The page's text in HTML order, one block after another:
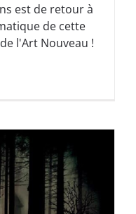
est de retour à
de cette
l'Art Nouveau !